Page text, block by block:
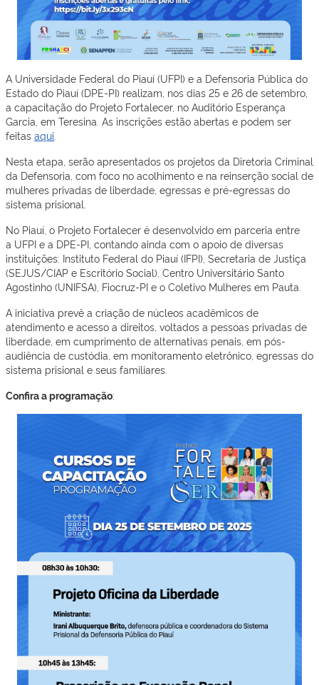
A Universidade Federal do Piauí (UFPI) e a Defensoria Pública do
Estado do Piauí (DPE-PI) realizam, nos dias 25 e 26 de setembro,
a capacitação do Projeto Fortalecer, no Auditório Esperança
Garcia, em Teresina. As inscrições estão abertas e podem ser
feitas aqui
Nesta etapa, serão apresentados os projetos da Diretoria Criminal
da Defensoria, com foco no acolhimento e na reinserção social de
mulheres privadas de liberdade, egressas e pré-egressas do
sistema prisional.
No Piauí, o Projeto Fortalecer é desenvolvido em parceria entre
a UFPI e a DPE-PI , contando ainda com o apoio de diversas
instituições: Instituto Federal do Piauí (IFPI), Secretaria de Justiça
(SEJUS/CIAP e Escritório Social), Centro Universitário Santo
Agostinho (UNIFSA), Fiocruz-PI e o Coletivo Mulheres em Pauta.
A iniciativa prevê a criação de núcleos acadêmicos de
atendimento e acesso a direitos, voltados a pessoas privadas de
liberdade, em cumprimento de alternativas penais, em pós-
audiência de custódia, em monitoramento eletrônico, egressas do
sistema prisional e seus familiares.
Confira a programação: